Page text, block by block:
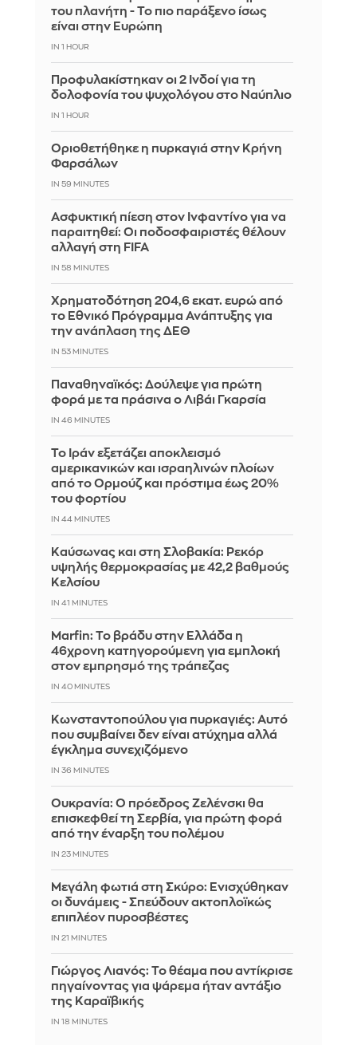
του πλανήτη - Το πιο παράξενο ίσως
είναι στην Ευρώπη
IN 1 HOUR
Προφυλακίστηκαν οι 2 Ινδοί για τη
δολοφονία του ψυχολόγου στο Ναύπλιο
IN 1 HOUR
Οριοθετήθηκε η πυρκαγιά στην Κρήνη
Φαρσάλων
IN 59 MINUTES
Ασφυκτική πίεση στον Ινφαντίνο για να
παραιτηθεί: Οι ποδοσφαιριστές θέλουν
αλλαγή στη FIFA
IN 58 MINUTES
Χρηματοδότηση 204,6 εκατ. ευρώ από
το Εθνικό Πρόγραμμα Ανάπτυξης για
την ανάπλαση της ΔΕΘ
IN 53 MINUTES
Παναθηναϊκός: Δούλεψε για πρώτη
φορά με τα πράσινα ο Λιβάι Γκαρσία
IN 46 MINUTES
Το Ιράν εξετάζει αποκλεισμό
αμερικανικών και ισραηλινών πλοίων
από το Ορμούζ και πρόστιμα έως 20%
του φορτίου
IN 44 MINUTES
Καύσωνας και στη Σλοβακία: Ρεκόρ
υψηλής θερμοκρασίας με 42,2 βαθμούς
Κελσίου
IN 41 MINUTES
Marfin: Το βράδυ στην Ελλάδα η
46χρονη κατηγορούμενη για εμπλοκή
στον εμπρησμό της τράπεζας
IN 40 MINUTES
Κωνσταντοπούλου για πυρκαγιές: Αυτό
που συμβαίνει δεν είναι ατύχημα αλλά
έγκλημα συνεχιζόμενο
IN 36 MINUTES
Ουκρανία: Ο πρόεδρος Ζελένσκι θα
επισκεφθεί τη Σερβία, για πρώτη φορά
από την έναρξη του πολέμου
IN 23 MINUTES
Μεγάλη φωτιά στη Σκύρο: Ενισχύθηκαν
οι δυνάμεις - Σπεύδουν ακτοπλοϊκώς
επιπλέον πυροσβέστες
IN 21 MINUTES
Γιώργος Λιανός: Το θέαμα που αντίκρισε
πηγαίνοντας για ψάρεμα ήταν αντάξιο
της Καραϊβικής
IN 18 MINUTES